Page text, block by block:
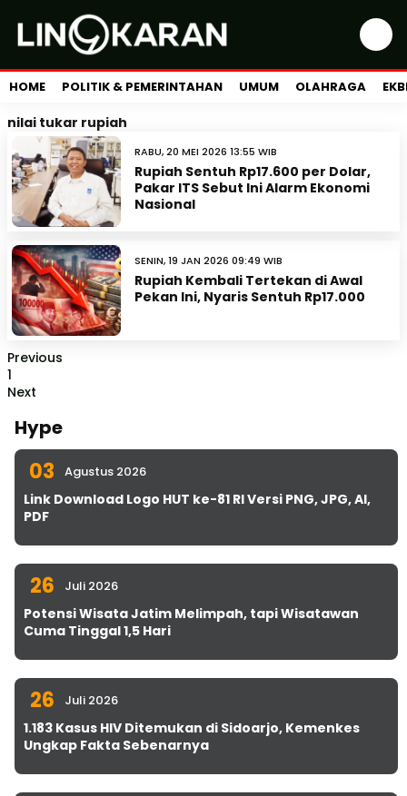
HOME POLITIK & PEMERINTAHAN UMUM OLAHRAGA
nilai tukar rupiah
RABU, 20 MEI 2026 13:55 WIB
Rupiah Sentuh Rp17.600 per Dolar,
Pakar ITS Sebut Ini Alarm Ekonomi
Nasional
SENIN, 19 JAN 2026 09:49 WIB
Rupiah Kembali Tertekan di Awal
Pekan Ini, Nyaris Sentuh Rp17.000
Previous
1
Next
Hype
03 Agustus 2026
Link Download Logo HUT ke-81 RI Versi PNG, JPG, AI,
PDF
26 Juli 2026
Potensi Wisata Jatim Melimpah, tapi Wisatawan
Cuma Tinggal 1,5 Hari
26 Juli 2026
1.183 Kasus HIV Ditemukan di Sidoarjo, Kemenkes
Ungkap Fakta Sebenarnya